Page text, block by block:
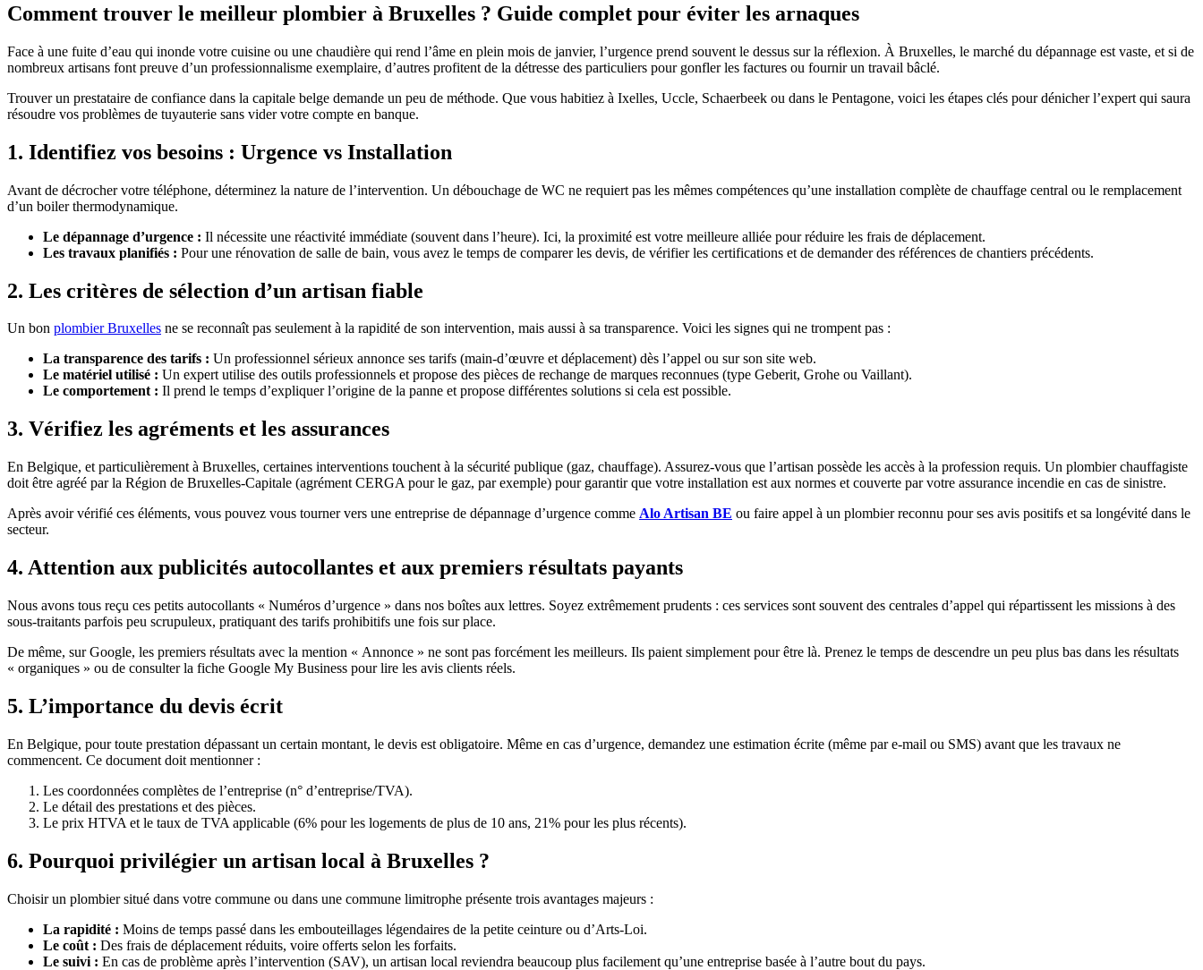
Comment trouver le meilleur plombier à Bruxelles ? Guide complet pour éviter les arnaques
Face à une fuite d’eau qui inonde votre cuisine ou une chaudière qui rend l’âme en plein mois de janvier, l’urgence prend souvent le dessus sur la réflexion. À Bruxelles, le marché du dépannage est vaste, et si de
nombreux artisans font preuve d’un professionnalisme exemplaire, d’autres profitent de la détresse des particuliers pour gonfler les factures ou fournir un travail bâclé.
Trouver un prestataire de confiance dans la capitale belge demande un peu de méthode. Que vous habitiez à Ixelles, Uccle, Schaerbeek ou dans le Pentagone, voici les étapes clés pour dénicher l’expert qui saura
résoudre vos problèmes de tuyauterie sans vider votre compte en banque.
1. Identifiez vos besoins : Urgence vs Installation
Avant de décrocher votre téléphone, déterminez la nature de l’intervention. Un débouchage de WC ne requiert pas les mêmes compétences qu’une installation complète de chauffage central ou le remplacement
d’un boiler thermodynamique.
Le dépannage d’urgence : Il nécessite une réactivité immédiate (souvent dans l’heure). Ici, la proximité est votre meilleure alliée pour réduire les frais de déplacement.
Les travaux planifiés : Pour une rénovation de salle de bain, vous avez le temps de comparer les devis, de vérifier les certifications et de demander des références de chantiers précédents.
2. Les critères de sélection d’un artisan fiable
Un bon plombier Bruxelles ne se reconnaît pas seulement à la rapidité de son intervention, mais aussi à sa transparence. Voici les signes qui ne trompent pas :
La transparence des tarifs : Un professionnel sérieux annonce ses tarifs (main-d’œuvre et déplacement) dès l’appel ou sur son site web.
Le matériel utilisé : Un expert utilise des outils professionnels et propose des pièces de rechange de marques reconnues (type Geberit, Grohe ou Vaillant).
Le comportement : Il prend le temps d’expliquer l’origine de la panne et propose différentes solutions si cela est possible.
3. Vérifiez les agréments et les assurances
En Belgique, et particulièrement à Bruxelles, certaines interventions touchent à la sécurité publique (gaz, chauffage). Assurez-vous que l’artisan possède les accès à la profession requis. Un plombier chauffagiste
doit être agréé par la Région de Bruxelles-Capitale (agrément CERGA pour le gaz, par exemple) pour garantir que votre installation est aux normes et couverte par votre assurance incendie en cas de sinistre.
Après avoir vérifié ces éléments, vous pouvez vous tourner vers une entreprise de dépannage d’urgence comme Alo Artisan BE ou faire appel à un plombier reconnu pour ses avis positifs et sa longévité dans le
secteur.
4. Attention aux publicités autocollantes et aux premiers résultats payants
Nous avons tous reçu ces petits autocollants « Numéros d’urgence » dans nos boîtes aux lettres. Soyez extrêmement prudents : ces services sont souvent des centrales d’appel qui répartissent les missions à des
sous-traitants parfois peu scrupuleux, pratiquant des tarifs prohibitifs une fois sur place.
De même, sur Google, les premiers résultats avec la mention « Annonce » ne sont pas forcément les meilleurs. Ils paient simplement pour être là. Prenez le temps de descendre un peu plus bas dans les résultats
« organiques » ou de consulter la fiche Google My Business pour lire les avis clients réels.
5. L’importance du devis écrit
En Belgique, pour toute prestation dépassant un certain montant, le devis est obligatoire. Même en cas d’urgence, demandez une estimation écrite (même par e-mail ou SMS) avant que les travaux ne
commencent. Ce document doit mentionner :
Les coordonnées complètes de l’entreprise (n° d’entreprise/TVA).
Le détail des prestations et des pièces.
Le prix HTVA et le taux de TVA applicable (6% pour les logements de plus de 10 ans, 21% pour les plus récents).
6. Pourquoi privilégier un artisan local à Bruxelles ?
Choisir un plombier situé dans votre commune ou dans une commune limitrophe présente trois avantages majeurs :
La rapidité : Moins de temps passé dans les embouteillages légendaires de la petite ceinture ou d’Arts-Loi.
Le coût : Des frais de déplacement réduits, voire offerts selon les forfaits.
Le suivi : En cas de problème après l’intervention (SAV), un artisan local reviendra beaucoup plus facilement qu’une entreprise basée à l’autre bout du pays.